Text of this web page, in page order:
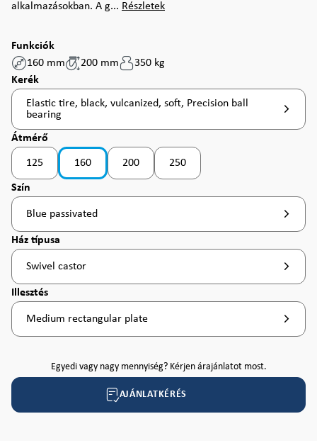
alkalmazásokban. A g... Részletek
Funkciók
160 mm
200 mm
350 kg
Válasszon
Kerék
Elastic tire, black, vulcanized, soft, Precision ball
bearing
Válasszon
Átmérő
125 160 200
(Ez az opció jelenleg nem érhető el. )
250
Válasszon
Szín
Blue passivated
Válasszon
Ház típusa
Swivel castor
Válasszon
Illesztés
Medium rectangular plate
Egyedi vagy nagy mennyiség? Kérjen árajánlatot most.
AJÁNLATKÉRÉS